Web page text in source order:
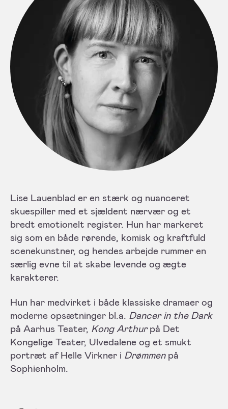
Lise Lauenblad er en stærk og nuanceret
skuespiller med et sjældent nærvær og et
bredt emotionelt register. Hun har markeret
sig som en både rørende, komisk og kraftfuld
scenekunstner, og hendes arbejde rummer en
særlig evne til at skabe levende og ægte
karakterer.
Hun har medvirket i både klassiske dramaer og
moderne opsætninger bl.a. Dancer in the Dark
på Aarhus Teater, Kong Arthurpå Det
Kongelige Teater, Ulvedalene og et smukt
portræt af Helle Virkner i Drømmenpå
Sophienholm.